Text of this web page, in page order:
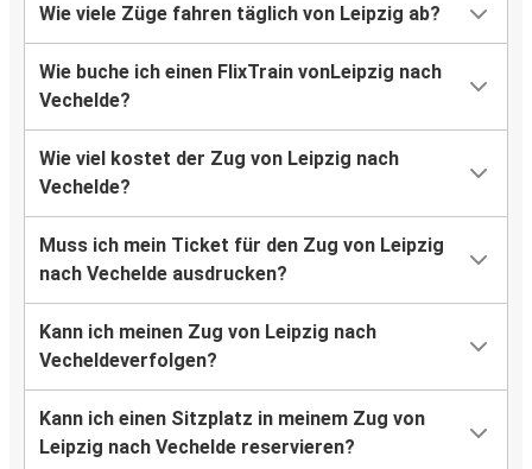
Wie viele Züge fahren täglich von Leipzig ab?
Wie buche ich einen FlixTrain vonLeipzig nach
Vechelde?
Wie viel kostet der Zug von Leipzig nach
Vechelde?
Muss ich mein Ticket für den Zug von Leipzig
nach Vechelde ausdrucken?
Kann ich meinen Zug von Leipzig nach
Vecheldeverfolgen?
Kann ich einen Sitzplatz in meinem Zug von
Leipzig nach Vechelde reservieren?